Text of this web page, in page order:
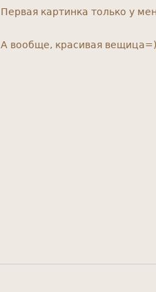
Первая картинка только у
А вообще, красивая вещица=)